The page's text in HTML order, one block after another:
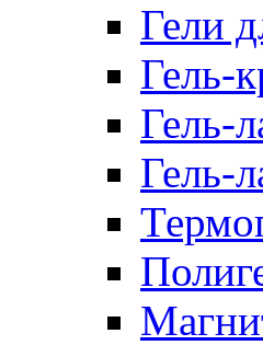
Гели
Гель-
Гель-
Гель-